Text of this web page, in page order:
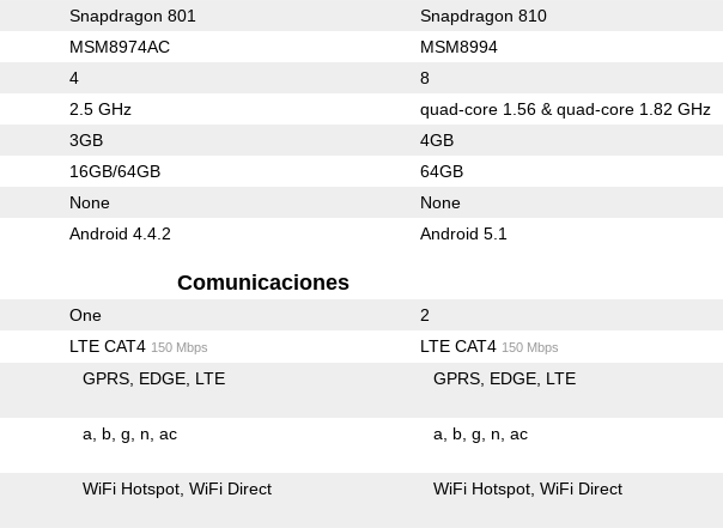
Snapdragon 801 Snapdragon 810
MSM8974AC MSM8994
4 8
2.5 GHz quad-core 1.56 & quad-core 1.82 GHz
3GB 4GB
16GB/64GB 64GB
None None
Android 4.4.2 Android 5.1
Comunicaciones
One 2
LTE CAT4 150 Mbps LTE CAT4 150 Mbps
GPRS EDGE LTE GPRS EDGE LTE
a b g n ac a b g n ac
WiFi Hotspot WiFi Direct WiFi Hotspot WiFi Direct